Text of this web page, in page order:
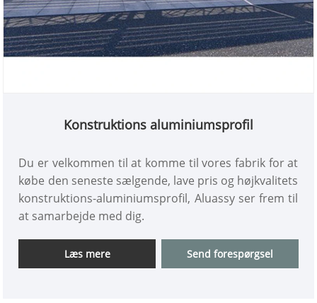
Konstruktions aluminiumsprofil
Du er velkommen til at komme til vores fabrik for at
købe den seneste sælgende, lave pris og højkvalitets
konstruktions-aluminiumsprofil, Aluassy ser frem til
at samarbejde med dig.
Læs mere Send forespørgsel